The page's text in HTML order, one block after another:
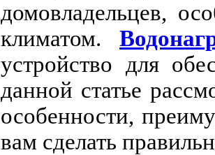
домовладельцев,
климатом.
устройство для
данной статье
особенности,
вам сделать